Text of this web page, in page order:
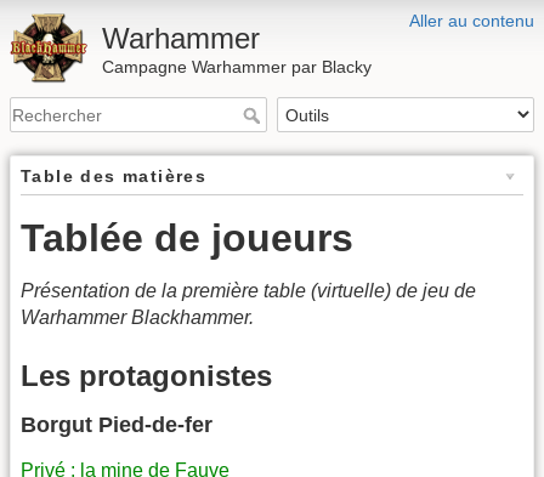
Aller au contenu
Warhammer
Campagne Warhammer par Blacky
Table des matières
Tablée de joueurs
Présentation de la première table (virtuelle) de jeu de
Warhammer Blackhammer.
Les protagonistes
Borgut Pied-de-fer
Privé : la mine de Fauve